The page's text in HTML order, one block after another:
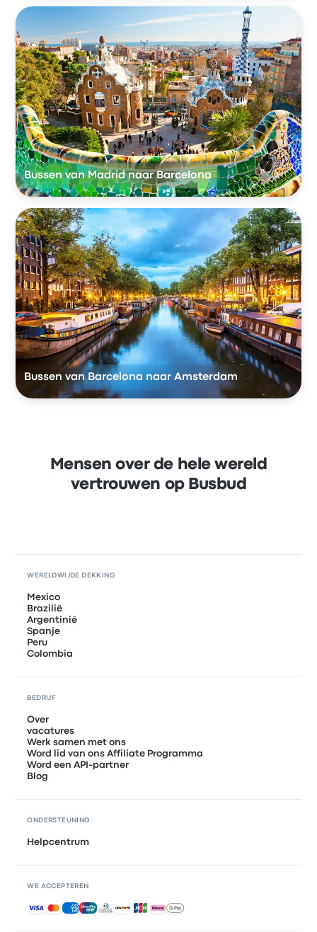
Bussen van Madrid naar Barcelona
Bussen van Barcelona naar Amsterdam
Mensen over de hele wereld
vertrouwen op Busbud
WERELDWIJDE DEKKING
Mexico
Brazilië
Argentinië
Spanje
Peru
Colombia
BEDRIJF
Over
vacatures
Werk samen met ons
Word lid van ons Affiliate Programma
Word een API-partner
Blog
ONDERSTEUNING
Helpcentrum
WE ACCEPTEREN
Geaccepteerde betalingen